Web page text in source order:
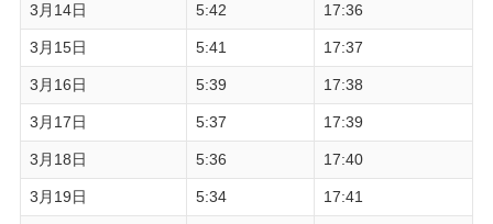
3月14日 5:42 17:36
3月15日 5:41 17:37
3月16日 5:39 17:38
3月17日 5:37 17:39
3月18日 5:36 17:40
3月19日 5:34 17:41